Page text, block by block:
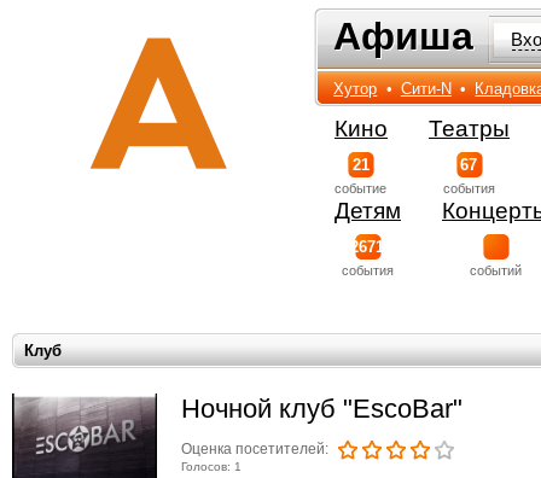
Афиша
Афиша
Хутор • Сити-N •
Кино
21
событиe
Театры
67
события
Детям
2671
события событий
Клуб
Ночной клуб "EscoBar"
Оценка посетителей:
Голосов: 1